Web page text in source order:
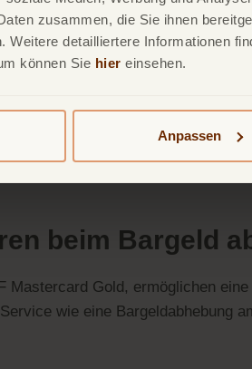
zusammen, die Sie ihnen
Weitere detailliertere Informationen
können Sie hier einsehen.
Anpassen
Bargeld im Supermarkt gelten die
beim Bargeld
Mastercard Gold, ermöglichen
wie eine Bargeldabhebung